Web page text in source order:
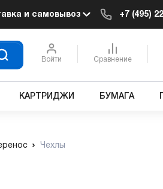
и самовывоз +7 (495)
Войти Сравнение
КАРТРИДЖИ БУМАГА
Чехлы